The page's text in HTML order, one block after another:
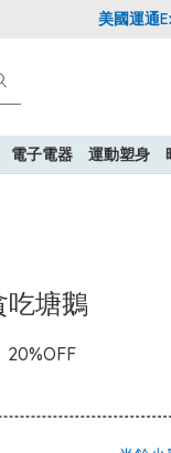
美國運通
電子電器 運動塑身
吃塘鵝
20%OFF